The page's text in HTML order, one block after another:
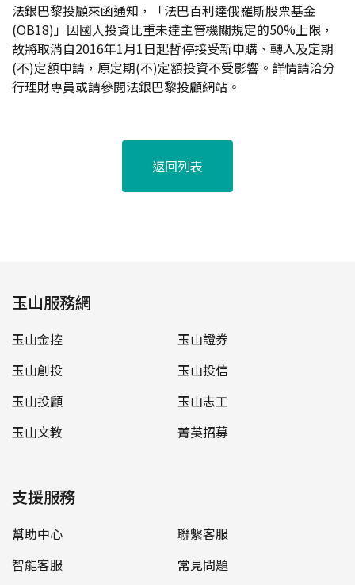
法銀巴黎投顧來函通知，「法巴百利達俄羅斯股票基金
(OB18)」因國人投資比重未達主管機關規定的50%上限，
故將取消自2016年1月1日起暫停接受新申購、轉入及定期
(不)定額申請，原定期(不)定額投資不受影響。詳情請洽分
行理財專員或請參閱法銀巴黎投顧網站。
返回列表
玉山服務網
玉山金控
玉山證券
玉山創投
玉山投信
玉山投顧
玉山志工
玉山文教
菁英招募
支援服務
幫助中心
聯繫客服
智能客服
常見問題